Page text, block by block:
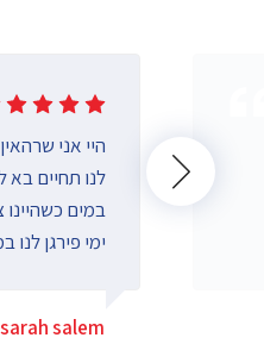
היי אני
לנו תחיים בא
במים
ימי פירגן
sarah salem